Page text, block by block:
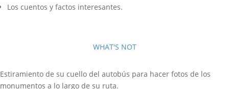
Los cuentos y factos interesantes.
WHAT'S NOT
Estiramiento de su cuello del autobús para hacer fotos de los
monumentos a lo largo de su ruta.